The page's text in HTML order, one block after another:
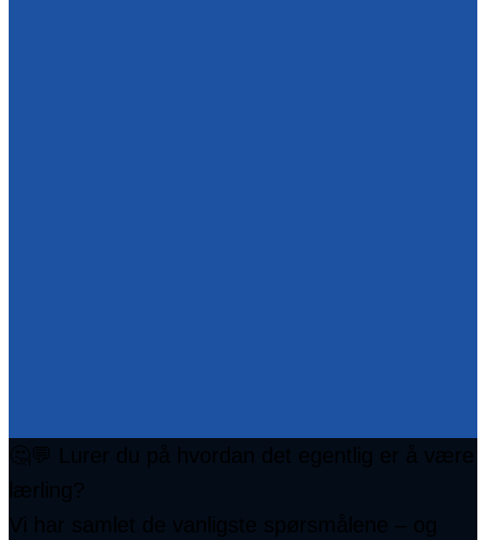
🤔💬 Lurer du på hvordan det egentlig er å være
lærling?
Vi har samlet de vanligste spørsmålene – og